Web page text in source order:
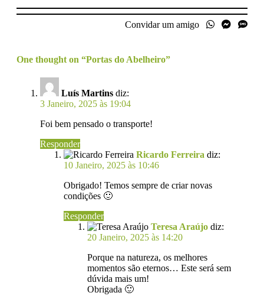
Convidar um amigo
One thought on “Portas do Abelheiro”
Luís Martins diz:
3 Janeiro, 2025 às 19:04
Foi bem pensado o transporte!
Responder
Ricardo Ferreira diz:
10 Janeiro, 2025 às 10:46
Obrigado! Temos sempre de criar novas
condições 🙂
Responder
Teresa Araújo diz:
20 Janeiro, 2025 às 14:20
Porque na natureza, os melhores
momentos são eternos… Este será sem
dúvida mais um!
Obrigada 🙂